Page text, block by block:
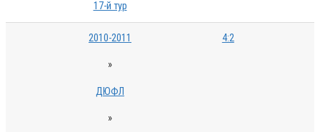
17-й тур
2010-2011
»
ДЮФЛ
»
4:2